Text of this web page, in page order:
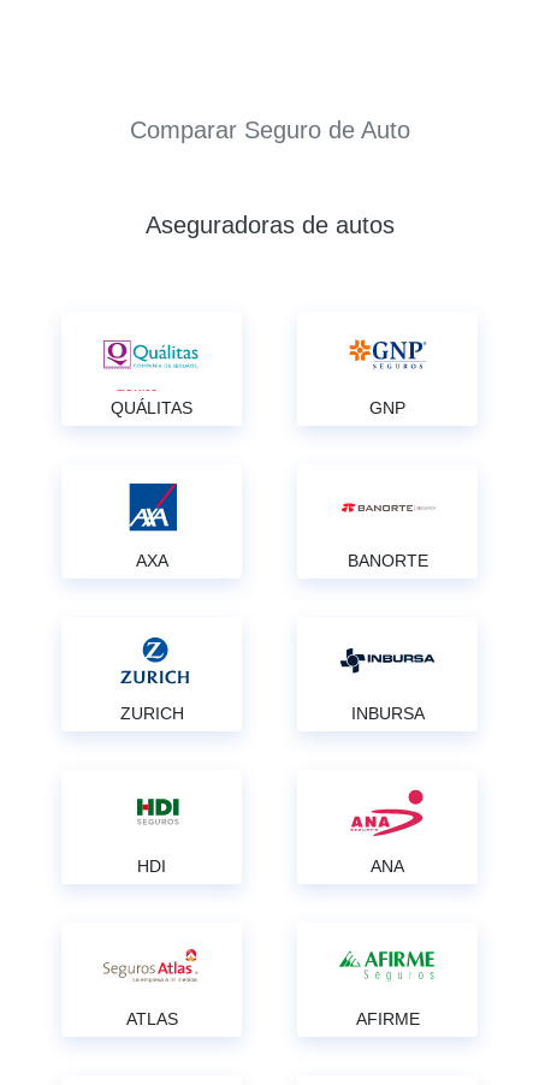
Comparar Seguro de Auto
Aseguradoras de autos
QUÁLITAS GNP
AXA BANORTE
ZURICH INBURSA
HDI ANA
ATLAS AFIRME